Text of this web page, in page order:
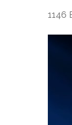
1146